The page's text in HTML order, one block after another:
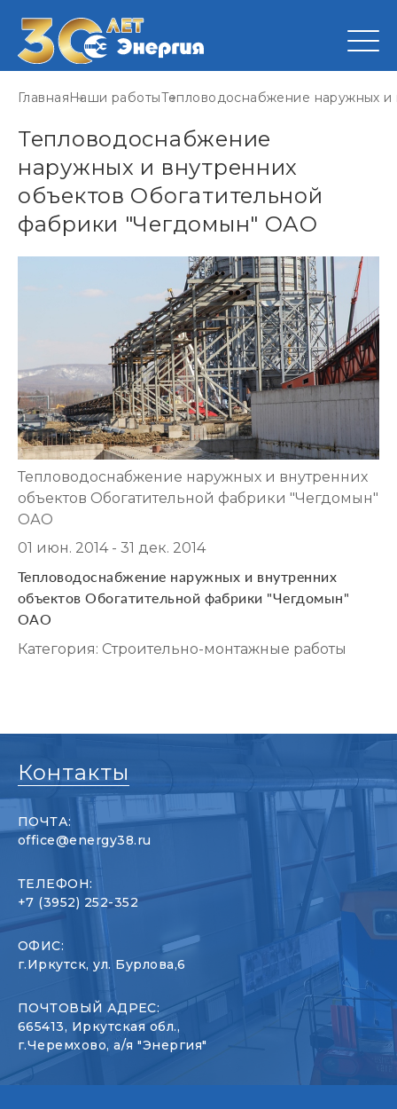
ГлавнаяНаши работыТепловодоснабжение наружных
Тепловодоснабжение
наружных и внутренних
объектов Обогатительной
фабрики "Чегдомын" ОАО
Тепловодоснабжение наружных и внутренних
объектов Обогатительной фабрики "Чегдомын"
ОАО
01 июн. 2014 - 31 дек. 2014
Тепловодоснабжение наружных и внутренних
объектов Обогатительной фабрики "Чегдомын"
ОАО
Категория: Строительно-монтажные работы
Контакты
ПОЧТА:
office@energy38.ru
ТЕЛЕФОН:
+7 (3952) 252-352
ОФИС:
г.Иркутск, ул. Бурлова,6
ПОЧТОВЫЙ АДРЕС:
665413, Иркутская обл.,
г.Черемхово, а/я "Энергия"